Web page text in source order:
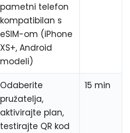
pametni telefon
kompatibilan s
eSIM-om (iPhone
XS+, Android
modeli)
Odaberite
pružatelja,
aktivirajte plan,
testirajte QR kod
15 min